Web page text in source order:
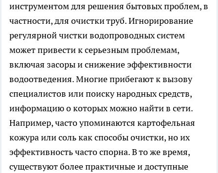
инструментом для решения бытовых проблем, в
частности, для очистки труб. Игнорирование
регулярной чистки водопроводных систем
может привести к серьезным проблемам,
включая засоры и снижение эффективности
водоотведения. Многие прибегают к вызову
специалистов или поиску народных средств,
информацию о которых можно найти в сети.
Например, часто упоминаются картофельная
кожура или соль как способы очистки, но их
эффективность часто спорна. В то же время,
существуют более практичные и доступные